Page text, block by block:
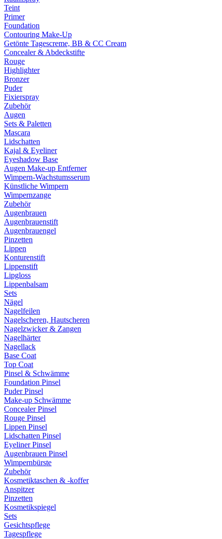
Teint
Primer
Foundation
Contouring Make-Up
Getönte Tagescreme, BB & CC Cream
Concealer & Abdeckstifte
Rouge
Highlighter
Bronzer
Puder
Fixierspray
Zubehör
Augen
Sets & Paletten
Mascara
Lidschatten
Kajal & Eyeliner
Eyeshadow Base
Augen Make-up Entferner
Wimpern-Wachstumsserum
Künstliche Wimpern
Wimpernzange
Zubehör
Augenbrauen
Augenbrauenstift
Augenbrauengel
Pinzetten
Lippen
Konturenstift
Lippenstift
Lipgloss
Lippenbalsam
Sets
Nägel
Nagelfeilen
Nagelscheren, Hautscheren
Nagelzwicker & Zangen
Nagelhärter
Nagellack
Base Coat
Top Coat
Pinsel & Schwämme
Foundation Pinsel
Puder Pinsel
Make-up Schwämme
Concealer Pinsel
Rouge Pinsel
Lippen Pinsel
Lidschatten Pinsel
Eyeliner Pinsel
Augenbrauen Pinsel
Wimpernbürste
Zubehör
Kosmetiktaschen & -koffer
Anspitzer
Pinzetten
Kosmetikspiegel
Sets
Gesichtspflege
Tagespflege